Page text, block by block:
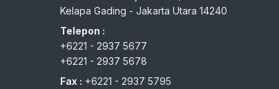
Kelapa Gading - Jakarta Utara 14240
Telepon :
+6221 - 2937 5677
+6221 - 2937 5678
Fax : +6221 - 2937 5795